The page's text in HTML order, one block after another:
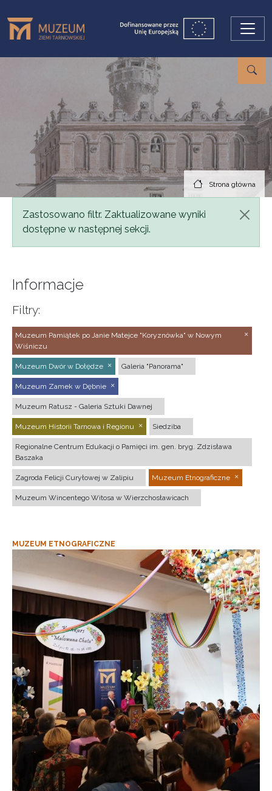
Strona główna
Komunikat
Zastosowano filtr. Zaktualizowane wyniki
dostępne w następnej sekcji.
Informacje
Filtry:
Muzeum Pamiątek po Janie Matejce "Koryznówka" w Nowym
Wiśniczu
Muzeum Dwór w Dołędze Galeria "Panorama"
Muzeum Zamek w Dębnie
Muzeum Ratusz - Galeria Sztuki Dawnej
Muzeum Historii Tarnowa i Regionu Siedziba
Regionalne Centrum Edukacji o Pamięci im. gen. bryg. Zdzisława
Baszaka
Zagroda Felicji Curyłowej w Zalipiu Muzeum Etnograficzne
Muzeum Wincentego Witosa w Wierzchosławicach
MUZEUM ETNOGRAFICZNE